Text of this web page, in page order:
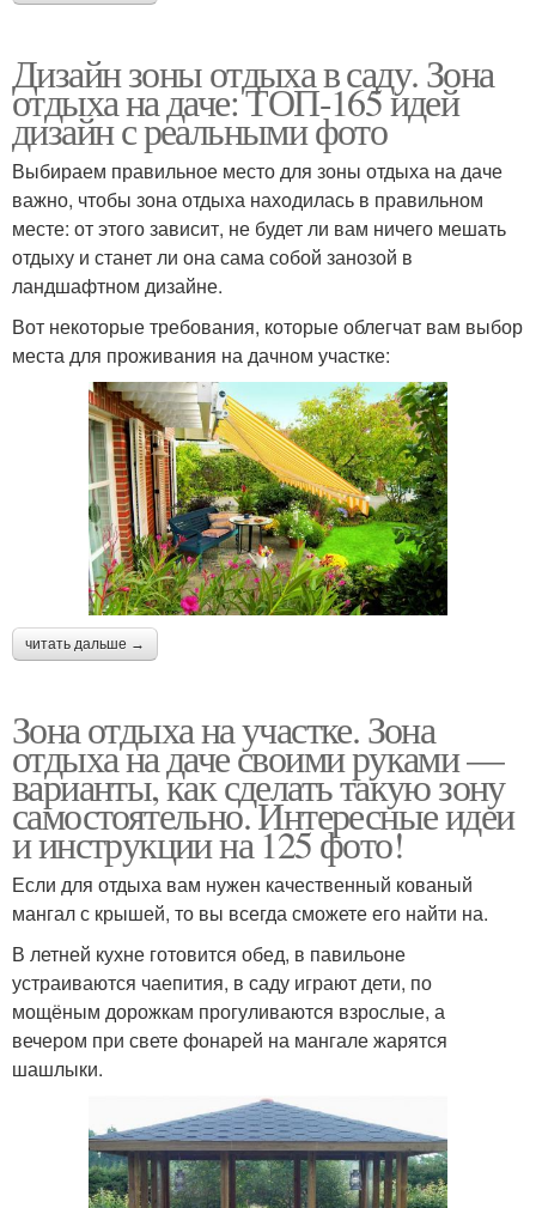
Дизайн зоны отдыха в саду. Зона
отдыха на даче: ТОП-165 идей
дизайн с реальными фото
Выбираем правильное место для зоны отдыха на даче
важно, чтобы зона отдыха находилась в правильном
месте: от этого зависит, не будет ли вам ничего мешать
отдыху и станет ли она сама собой занозой в
ландшафтном дизайне.
Вот некоторые требования, которые облегчат вам выбор
места для проживания на дачном участке:
читать дальше →
Зона отдыха на участке. Зона
отдыха на даче своими руками —
варианты, как сделать такую зону
самостоятельно. Интересные идеи
и инструкции на 125 фото!
Если для отдыха вам нужен качественный кованый
мангал с крышей, то вы всегда сможете его найти на.
В летней кухне готовится обед, в павильоне
устраиваются чаепития, в саду играют дети, по
мощёным дорожкам прогуливаются взрослые, а
вечером при свете фонарей на мангале жарятся
шашлыки.